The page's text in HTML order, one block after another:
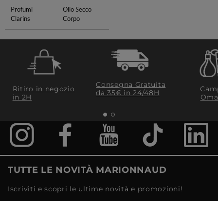
Profumi
Clarins
Olio Secco
Corpo
Ritiro in negozio
in 2H
Consegna Gratuita
da 35€​ in 24/48H
TUTTE LE NOVITÀ MARIONNAUD
Iscriviti e scopri le ultime novità e promozioni!